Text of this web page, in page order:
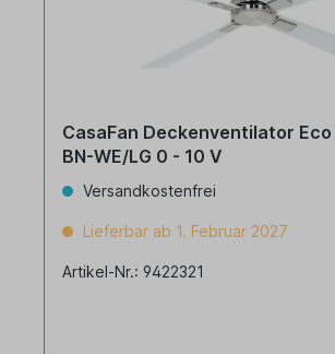
CasaFan Deckenventilator Eco
BN-WE/LG 0 - 10 V
Versandkostenfrei
Lieferbar ab 1. Februar 2027
Artikel-Nr.: 9422321